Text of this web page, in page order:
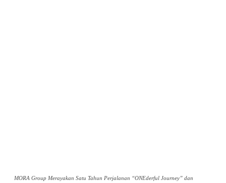
MORA Group Merayakan Satu Tahun Perjalanan “ONEderful Journey” dan